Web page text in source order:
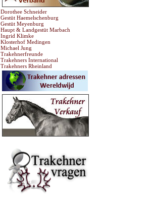
Dorothee Schneider
Gestüt Haemelschenburg
Gestüt Meyenburg
Haupt & Landgestüt Marbach
Ingrid Klimke
Klosterhof Medingen
Michael Jung
Trakehnerfreunde
Trakehners International
Trakehners Rheinland